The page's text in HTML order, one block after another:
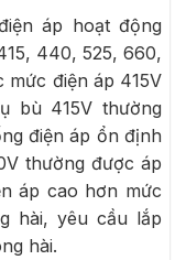
áp hoạt động
440, 525, 660,
mức điện áp 415V
bù 415V thường
điện áp ổn định
thường được áp
áp cao hơn mức
hài, yêu cầu lắp
hài.